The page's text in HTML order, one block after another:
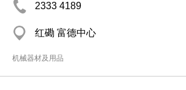
2333 4189
红磡 富德中心
机械器材及用品